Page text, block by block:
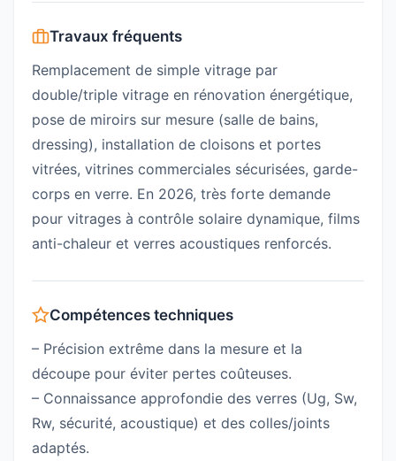
Travaux fréquents
Remplacement de simple vitrage par
double/triple vitrage en rénovation énergétique,
pose de miroirs sur mesure (salle de bains,
dressing), installation de cloisons et portes
vitrées, vitrines commerciales sécurisées, garde-
corps en verre. En 2026, très forte demande
pour vitrages à contrôle solaire dynamique, films
anti-chaleur et verres acoustiques renforcés.
Compétences techniques
– Précision extrême dans la mesure et la
découpe pour éviter pertes coûteuses.
– Connaissance approfondie des verres (Ug, Sw,
Rw, sécurité, acoustique) et des colles/joints
adaptés.